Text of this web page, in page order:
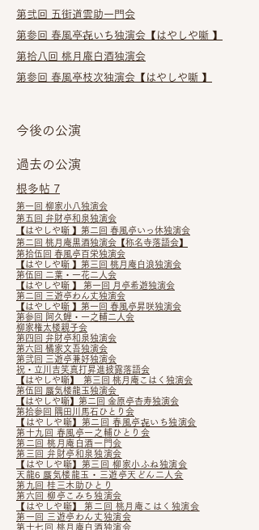
第弐回 五街道雲助一門会
第参回 春風亭㐂いち独演会 【はやしや噺 】
第拾八回 桃月庵白酒独演会
第参回 春風亭枝次独演会【はやしや噺 】
今後の公演
過去の公演
根多帖 7
第一回 柳家小八独演会
第五回 弁財亭和泉独演会
【はやしや噺 】第二回 春風亭いっ休独演会
第二回 桃月庵黒酒独演会【称名寺落語会】
第拾伍回 春風亭百栄独演会
【はやしや噺 】第三回 桃月庵白浪独演会
第伍回 二葉・一花二人会
【はやしや噺 】 第一回 月亭希遊独演会
第二回 三遊亭わん丈独演会
【はやしや噺 】第一回 春風亭昇咲独演会
第参回 阿久鯉・一之輔二人会
柳家権太楼親子会
第四回 弁財亭和泉独演会
第六回 橘家文吾独演会
第弐回 三遊亭兼好独演会
祝・立川吉笑真打昇進披露落語会
【はやしや噺】 第三回 桃月庵こはく独演会
第伍回 蜃気楼龍玉独演会
【はやしや噺】第二回 金原亭杏寿独演会
第拾参回 隅田川馬石ひとり会
【はやしや噺】第二回 春風亭㐂いち独演会
第十九回 春風亭一之輔ひとり会
第二回 桃月庵白酒一門会
第三回 弁財亭和泉独演会
【はやしや噺】第三回 柳家小ふね独演会
天龍6 蜃気楼龍玉・三遊亭天どん二人会
第九回 桂三木助ひとり
第六回 柳亭こみち独演会
【はやしや噺】​ 第二回 桃月庵こはく独演会
第一回 三遊亭わん丈独演会
第十七回 桃月庵白酒独演会